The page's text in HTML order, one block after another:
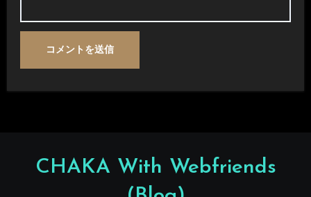
CHAKA With Webfriends